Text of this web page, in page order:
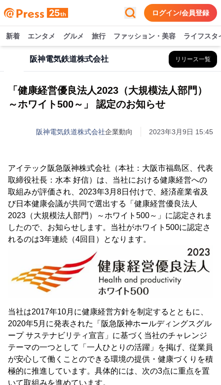
ログイン/会員登録
新着 エンタメ グルメ 旅行 ファッション・美容 ライフスタ
阪神電気鉄道株式会社 リリース一覧
「健康経営優良法人2023（大規模法人部門）
～ホワイト500～」 認定のお知らせ
阪神電気鉄道株式会社企業動向 2023年3月9日 15:45
アイテック阪急阪神株式会社（本社：大阪市福島区、代表
取締役社長：水本 好信）は、当社における健康経営への
取組みが評価され、2023年3月8日付けで、経済産業省及
び日本健康会議が共同で選出する「健康経営優良法人
2023（大規模法人部門）～ホワイト500～」に認定されま
したので、お知らせします。当社がホワイト500に認定さ
れるのは3年連続（4回目）となります。
当社は2017年10月に健康経営方針を制定するとともに、
2020年5月に発表された「阪急阪神ホールディングスグル
ープ サステナビリティ宣言」に基づく当社のチャレンジ
テーマの一つとして「一人ひとりの活躍」を掲げ、従業員
が安心して働くことのできる環境の提供・健康づくりを積
極的に推進しています。具体的には、次の3点に重点を置
いて取組みを進めています。